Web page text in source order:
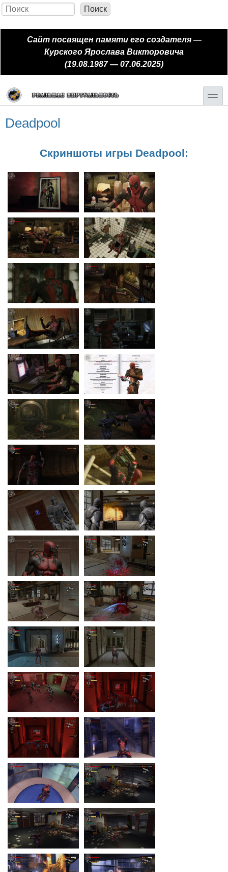
Перейти к основному содержанию
Skip to search
Форма поиска
Поиск
Сайт посвящен памяти его создателя —
Курского Ярослава Викторовича
(19.08.1987 — 07.06.2025)
toggle
Deadpool
Скриншоты игры Deadpool: